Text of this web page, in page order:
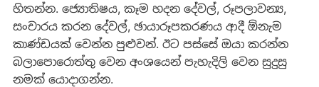
හිතන්න. ජ්‍යොතිෂය, කෑම හදන දේවල්, රූපලාවන්‍ය,
සංචාරය කරන දේවල්, ඡායාරූපකරණය ආදී ඕනැම
කාණ්ඩයක් වෙන්න පුළුවන්. ඊට පස්සේ ඔයා කරන්න
බලාපොරොත්තු ​ෙවන අංශයෙන් පැහැදිලි වෙන සුදුසු
නමක් යොදාගන්න.